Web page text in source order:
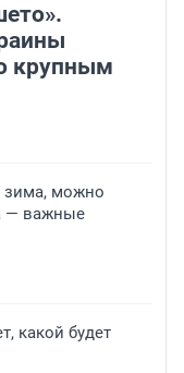
крупным
зима, можно
— важные
какой будет